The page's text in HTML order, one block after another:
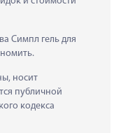
Симпл гель для
носит
публичной
кодекса